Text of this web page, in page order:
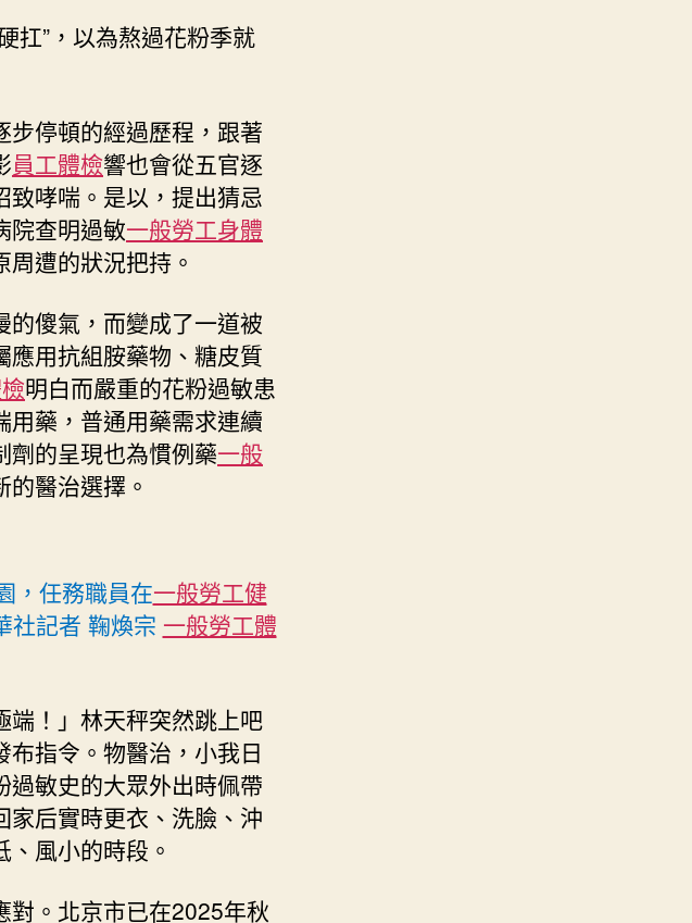
扛”，以為熬過花粉季就
步停頓的經過歷程，跟著
員工體檢響也會從五官逐
哮喘。是以，提出猜忌
院查明過敏一般勞工身體
遭的狀況把持。
傻氣，而變成了一道被
應用抗組胺藥物、糖皮質
明白而嚴重的花粉過敏患
藥，普通用藥需求連續
劑的呈現也為慣例藥一般
醫治選擇。
，任務職員在一般勞工健
社記者 鞠煥宗 一般勞工體
端！」林天秤突然跳上吧
指令。物醫治，小我日
過敏史的大眾外出時佩帶
家后實時更衣、洗臉、沖
風小的時段。
對。北京市已在2025年秋